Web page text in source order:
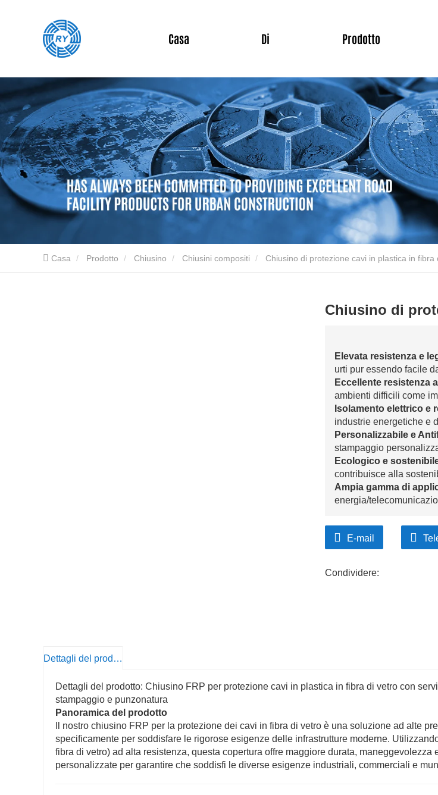
Casa Di Prodotto
Casa Prodotto Chiusino Chiusini compositi Chiusino di protezione cavi in ​​plastica in fibra
Chiusino di
Elevata resistenza e
urti pur essendo facile
Eccellente resistenza
ambienti difficili come
Isolamento elettrico e
industrie energetiche e
Personalizzabile e
stampaggio
Ecologico e
contribuisce alla
Ampia gamma di
energia/
E-mail
Condividere:
Dettagli del prodotto
Dettagli del prodotto: Chiusino FRP per protezione cavi in ​​plastica in fibra di vetro con
stampaggio e punzonatura
Panoramica del prodotto
Il nostro chiusino FRP per la protezione dei cavi in ​​fibra di vetro è una soluzione ad alte
specificamente per soddisfare le rigorose esigenze delle infrastrutture moderne.
fibra di vetro) ad alta resistenza, questa copertura offre maggiore durata, maneggevolezza
personalizzate per garantire che soddisfi le diverse esigenze industriali, commerciali e